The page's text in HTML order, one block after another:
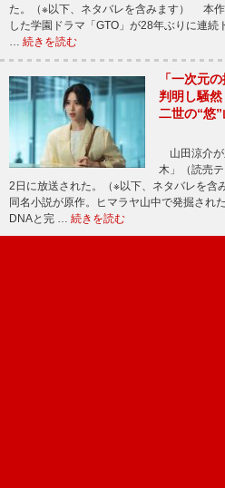
た。（※以下、ネタバレを含みます） 本
した学園ドラマ「GTO」が28年ぶりに連続
… 続きを読む
「一次元
判明し騒
二世の“悠”
山田涼介が
木」（読売
2日に放送された。（※以下、ネタバレを
同名小説が原作。ヒマラヤ山中で発掘され
DNAと完 … 続きを読む